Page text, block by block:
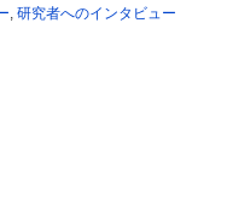
, 研究者へのインタビュー